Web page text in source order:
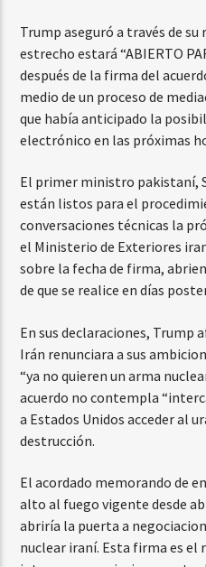
Trump aseguró a través de su
estrecho estará “ABIERTO
después de la firma del
medio de un proceso de
que había anticipado la
electrónico en las próximas
El primer ministro pakistaní,
están listos para el
conversaciones técnicas la
el Ministerio de Exteriores
sobre la fecha de firma,
de que se realice en días
En sus declaraciones, Trump
Irán renunciara a sus
“ya no quieren un arma
acuerdo no contempla
a Estados Unidos acceder al
destrucción.
El acordado memorando de
alto al fuego vigente desde
abriría la puerta a
nuclear iraní. Esta firma es el